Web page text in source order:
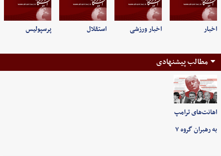
اخبار اخبار ورزشی استقلال پرسپولیس
مطالب پیشنهادی
اهانت‌های ترامپ
به رهبران گروه ۷